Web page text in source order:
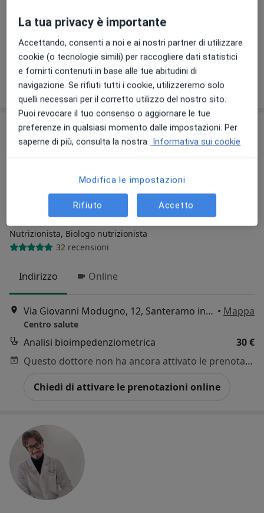
CLINICA POLIMEDICA PEUCEZIA
Elettrocardiogramma
30 €
Chiedi di attivare le prenotazioni online
Dott.ssa Francesca Labianca
Nutrizionista, Biologo nutrizionista
32 recensioni
Indirizzo Online
Via Giovanni Modugno, 12, Santeramo in Colle • Mappa
Centro salute
Analisi bioimpedenziometrica
30 €
Questo dottore non ha ancora attivato le prenotazioni online presso questo indirizzo.
Chiedi di attivare le prenotazioni online
La tua privacy è importante
Accettando, consenti a noi e ai nostri partner di utilizzare
cookie (o tecnologie simili) per raccogliere dati statistici
e fornirti contenuti in base alle tue abitudini di
navigazione. Se rifiuti tutti i cookie, utilizzeremo solo
quelli necessari per il corretto utilizzo del nostro sito.
Puoi revocare il tuo consenso o aggiornare le tue
preferenze in qualsiasi momento dalle impostazioni. Per
saperne di più, consulta la nostra Informativa sui cookie
Modifica le impostazioni
Rifiuto Accetto